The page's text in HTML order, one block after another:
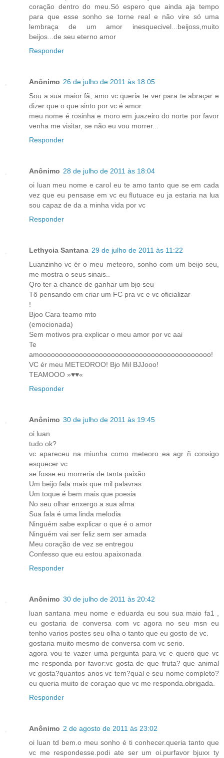
coração dentro do meu.Só espero que ainda aja tempo
para que esse sonho se torne real e não vire só uma
lembraça de um amor inesquecivel...beijoss,muito
beijos...de seu eterno amor
Responder
Anônimo 26 de julho de 2011 às 18:05
Sou a sua maior fã, amo vc queria te ver para te abraçar e
dizer que o que sinto por vc é amor.
meu nome é rosinha e moro em juazeiro do norte por favor
venha me visitar, se não eu vou morrer...
Responder
Anônimo 28 de julho de 2011 às 18:04
oi luan meu nome e carol eu te amo tanto que se em cada
vez que eu pensase em vc eu flutuace eu ja estaria na lua
sou capaz de da a minha vida por vc
Responder
Lethycia Santana 29 de julho de 2011 às 11:22
Luanzinho vc ér o meu meteoro, sonho com um beijo seu,
me mostra o seus sinais..
Qro ter a chance de ganhar um bjo seu
Tô pensando em criar um FC pra vc e vc oficializar
!
Bjoo Cara teamo mto
(emocionada)
Sem motivos pra explicar o meu amor por vc aai
Te
amooooooooooooooooooooooooooooooooooooooooooo!
VC ér meu METEOROO! Bjo Mil BJJooo!
TEAMOOO »♥♥«
Responder
Anônimo 30 de julho de 2011 às 19:45
oi luan
tudo ok?
vc apareceu na miunha como meteoro ea agr ñ consigo
esquecer vc
se fosse eu morreria de tanta paixão
Um beijo fala mais que mil palavras
Um toque é bem mais que poesia
No seu olhar enxergo a sua alma
Sua fala é uma linda melodia
Ninguém sabe explicar o que é o amor
Ninguém vai ser feliz sem ser amada
Meu coração de vez se entregou
Confesso que eu estou apaixonada
Responder
Anônimo 30 de julho de 2011 às 20:42
luan santana meu nome e eduarda eu sou sua maio fa1 ,
eu gostaria de conversa com vc agora no seu msn eu
tenho varios postes seu olha o tanto que eu gosto de vc.
gostaria muito mesmo de conversa com vc serio.
agora vou te vazer uma pergunta para vc e quero que vc
me responda por favor:vc gosta de que fruta? que animal
vc gosta?quantos anos vc tem?qual e seu nome completo?
eu queria muito de coraçao que vc me responda.obrigada.
Responder
Anônimo 2 de agosto de 2011 às 23:02
oi luan td bem.o meu sonho é ti conhecer.queria tanto que
vc me respondesse.podi ate ser um oi.purfavor bjuxx ty